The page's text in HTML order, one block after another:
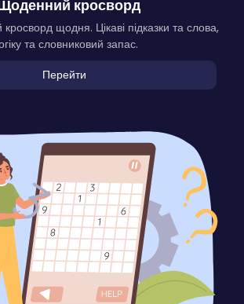
кросворд
щодня. Цікаві підказки та слова,
та словниковий запас.
Перейти